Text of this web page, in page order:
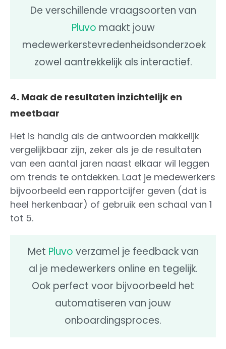
De verschillende vraagsoorten van
Pluvo maakt jouw
medewerkerstevredenheidsonderzoek
zowel aantrekkelijk als interactief.
4. Maak de resultaten inzichtelijk en
meetbaar
Het is handig als de antwoorden makkelijk
vergelijkbaar zijn, zeker als je de resultaten
van een aantal jaren naast elkaar wil leggen
om trends te ontdekken. Laat je medewerkers
bijvoorbeeld een rapportcijfer geven (dat is
heel herkenbaar) of gebruik een schaal van 1
tot 5.
Met Pluvo verzamel je feedback van
al je medewerkers online en tegelijk.
Ook perfect voor bijvoorbeeld het
automatiseren van jouw
onboardingsproces.